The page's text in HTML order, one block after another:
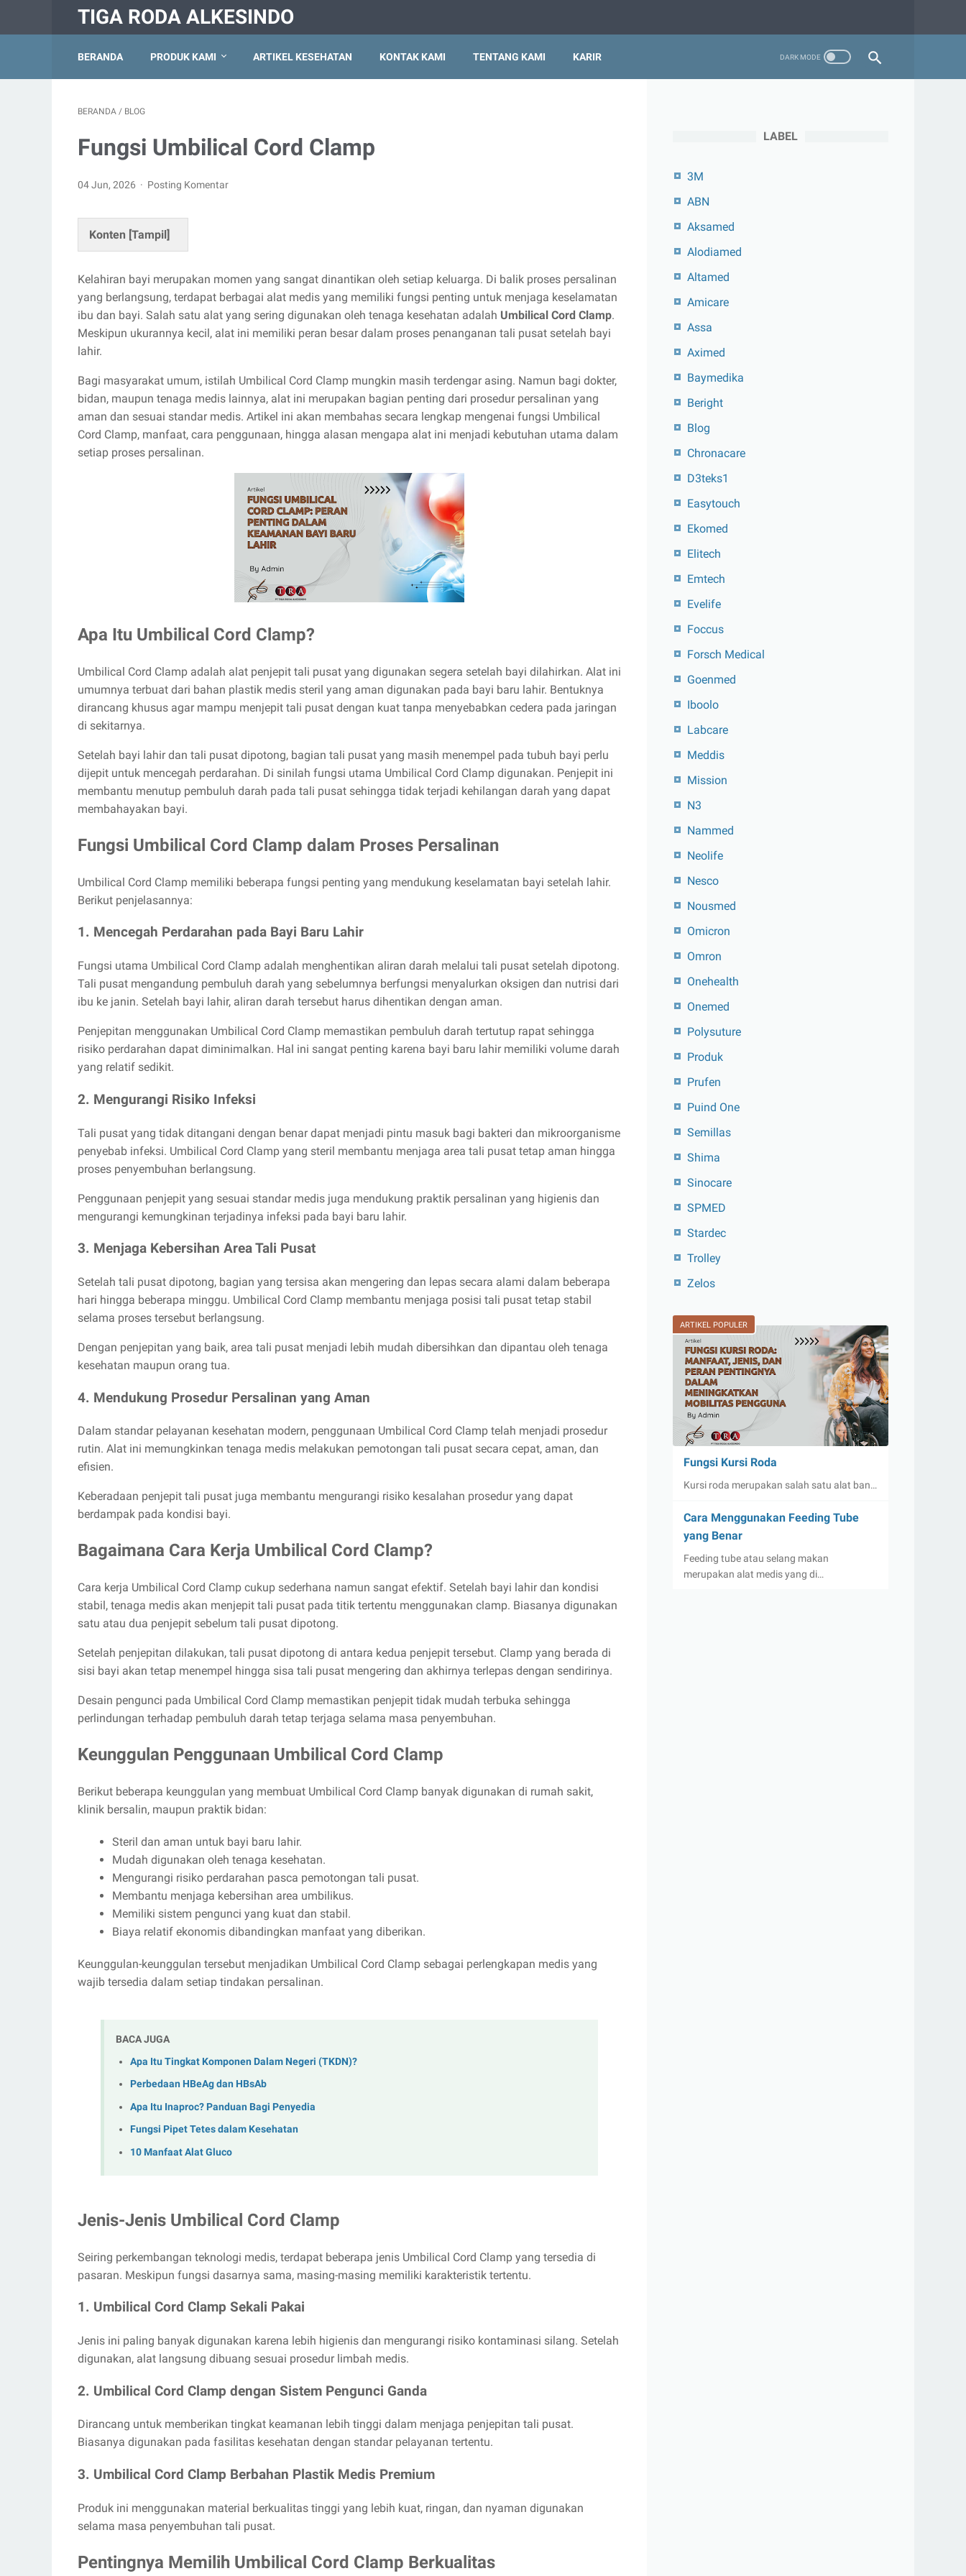
TIGA RODA ALKESINDO
BERANDA PRODUK KAMI ARTIKEL KESEHATAN KONTAK KAMI TENTANG KAMI KARIR
BERANDA / BLOG
Fungsi Umbilical Cord Clamp
04 Jun, 2026 Posting Komentar
Konten [Tampil]
Kelahiran bayi merupakan momen yang sangat dinantikan oleh setiap keluarga. Di balik proses persalinan
yang berlangsung, terdapat berbagai alat medis yang memiliki fungsi penting untuk menjaga keselamatan
ibu dan bayi. Salah satu alat yang sering digunakan oleh tenaga kesehatan adalah Umbilical Cord Clamp.
Meskipun ukurannya kecil, alat ini memiliki peran besar dalam proses penanganan tali pusat setelah bayi
lahir.
Bagi masyarakat umum, istilah Umbilical Cord Clamp mungkin masih terdengar asing. Namun bagi dokter,
bidan, maupun tenaga medis lainnya, alat ini merupakan bagian penting dari prosedur persalinan yang
aman dan sesuai standar medis. Artikel ini akan membahas secara lengkap mengenai fungsi Umbilical
Cord Clamp, manfaat, cara penggunaan, hingga alasan mengapa alat ini menjadi kebutuhan utama dalam
setiap proses persalinan.
Apa Itu Umbilical Cord Clamp?
Umbilical Cord Clamp adalah alat penjepit tali pusat yang digunakan segera setelah bayi dilahirkan. Alat ini
umumnya terbuat dari bahan plastik medis steril yang aman digunakan pada bayi baru lahir. Bentuknya
dirancang khusus agar mampu menjepit tali pusat dengan kuat tanpa menyebabkan cedera pada jaringan
di sekitarnya.
Setelah bayi lahir dan tali pusat dipotong, bagian tali pusat yang masih menempel pada tubuh bayi perlu
dijepit untuk mencegah perdarahan. Di sinilah fungsi utama Umbilical Cord Clamp digunakan. Penjepit ini
membantu menutup pembuluh darah pada tali pusat sehingga tidak terjadi kehilangan darah yang dapat
membahayakan bayi.
Fungsi Umbilical Cord Clamp dalam Proses Persalinan
Umbilical Cord Clamp memiliki beberapa fungsi penting yang mendukung keselamatan bayi setelah lahir.
Berikut penjelasannya:
1. Mencegah Perdarahan pada Bayi Baru Lahir
Fungsi utama Umbilical Cord Clamp adalah menghentikan aliran darah melalui tali pusat setelah dipotong.
Tali pusat mengandung pembuluh darah yang sebelumnya berfungsi menyalurkan oksigen dan nutrisi dari
ibu ke janin. Setelah bayi lahir, aliran darah tersebut harus dihentikan dengan aman.
Penjepitan menggunakan Umbilical Cord Clamp memastikan pembuluh darah tertutup rapat sehingga
risiko perdarahan dapat diminimalkan. Hal ini sangat penting karena bayi baru lahir memiliki volume darah
yang relatif sedikit.
2. Mengurangi Risiko Infeksi
Tali pusat yang tidak ditangani dengan benar dapat menjadi pintu masuk bagi bakteri dan mikroorganisme
penyebab infeksi. Umbilical Cord Clamp yang steril membantu menjaga area tali pusat tetap aman hingga
proses penyembuhan berlangsung.
Penggunaan penjepit yang sesuai standar medis juga mendukung praktik persalinan yang higienis dan
mengurangi kemungkinan terjadinya infeksi pada bayi baru lahir.
3. Menjaga Kebersihan Area Tali Pusat
Setelah tali pusat dipotong, bagian yang tersisa akan mengering dan lepas secara alami dalam beberapa
hari hingga beberapa minggu. Umbilical Cord Clamp membantu menjaga posisi tali pusat tetap stabil
selama proses tersebut berlangsung.
Dengan penjepitan yang baik, area tali pusat menjadi lebih mudah dibersihkan dan dipantau oleh tenaga
kesehatan maupun orang tua.
4. Mendukung Prosedur Persalinan yang Aman
Dalam standar pelayanan kesehatan modern, penggunaan Umbilical Cord Clamp telah menjadi prosedur
rutin. Alat ini memungkinkan tenaga medis melakukan pemotongan tali pusat secara cepat, aman, dan
efisien.
Keberadaan penjepit tali pusat juga membantu mengurangi risiko kesalahan prosedur yang dapat
berdampak pada kondisi bayi.
Bagaimana Cara Kerja Umbilical Cord Clamp?
Cara kerja Umbilical Cord Clamp cukup sederhana namun sangat efektif. Setelah bayi lahir dan kondisi
stabil, tenaga medis akan menjepit tali pusat pada titik tertentu menggunakan clamp. Biasanya digunakan
satu atau dua penjepit sebelum tali pusat dipotong.
Setelah penjepitan dilakukan, tali pusat dipotong di antara kedua penjepit tersebut. Clamp yang berada di
sisi bayi akan tetap menempel hingga sisa tali pusat mengering dan akhirnya terlepas dengan sendirinya.
Desain pengunci pada Umbilical Cord Clamp memastikan penjepit tidak mudah terbuka sehingga
perlindungan terhadap pembuluh darah tetap terjaga selama masa penyembuhan.
Keunggulan Penggunaan Umbilical Cord Clamp
Berikut beberapa keunggulan yang membuat Umbilical Cord Clamp banyak digunakan di rumah sakit,
klinik bersalin, maupun praktik bidan:
Steril dan aman untuk bayi baru lahir.
Mudah digunakan oleh tenaga kesehatan.
Mengurangi risiko perdarahan pasca pemotongan tali pusat.
Membantu menjaga kebersihan area umbilikus.
Memiliki sistem pengunci yang kuat dan stabil.
Biaya relatif ekonomis dibandingkan manfaat yang diberikan.
Keunggulan-keunggulan tersebut menjadikan Umbilical Cord Clamp sebagai perlengkapan medis yang
wajib tersedia dalam setiap tindakan persalinan.
BACA JUGA
Apa Itu Tingkat Komponen Dalam Negeri (TKDN)?
Perbedaan HBeAg dan HBsAb
Apa Itu Inaproc? Panduan Bagi Penyedia
Fungsi Pipet Tetes dalam Kesehatan
10 Manfaat Alat Gluco
Jenis-Jenis Umbilical Cord Clamp
Seiring perkembangan teknologi medis, terdapat beberapa jenis Umbilical Cord Clamp yang tersedia di
pasaran. Meskipun fungsi dasarnya sama, masing-masing memiliki karakteristik tertentu.
1. Umbilical Cord Clamp Sekali Pakai
Jenis ini paling banyak digunakan karena lebih higienis dan mengurangi risiko kontaminasi silang. Setelah
digunakan, alat langsung dibuang sesuai prosedur limbah medis.
2. Umbilical Cord Clamp dengan Sistem Pengunci Ganda
Dirancang untuk memberikan tingkat keamanan lebih tinggi dalam menjaga penjepitan tali pusat.
Biasanya digunakan pada fasilitas kesehatan dengan standar pelayanan tertentu.
3. Umbilical Cord Clamp Berbahan Plastik Medis Premium
Produk ini menggunakan material berkualitas tinggi yang lebih kuat, ringan, dan nyaman digunakan
selama masa penyembuhan tali pusat.
Pentingnya Memilih Umbilical Cord Clamp Berkualitas
LABEL
3M
ABN
Aksamed
Alodiamed
Altamed
Amicare
Assa
Aximed
Baymedika
Beright
Blog
Chronacare
D3teks1
Easytouch
Ekomed
Elitech
Emtech
Evelife
Foccus
Forsch Medical
Goenmed
Iboolo
Labcare
Meddis
Mission
N3
Nammed
Neolife
Nesco
Nousmed
Omicron
Omron
Onehealth
Onemed
Polysuture
Produk
Prufen
Puind One
Semillas
Shima
Sinocare
SPMED
Stardec
Trolley
Zelos
ARTIKEL POPULER
Fungsi Kursi Roda
Kursi roda merupakan salah satu alat ban…
Cara Menggunakan Feeding Tube
yang Benar
Feeding tube atau selang makan
merupakan alat medis yang di…